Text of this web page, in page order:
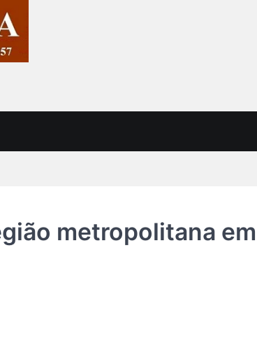
metropolitana em